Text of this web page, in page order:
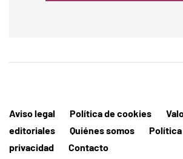
Aviso legal Política de cookies
editoriales
Quiénes somos
Política
privacidad
Contacto